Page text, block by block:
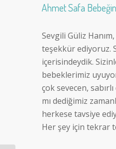
Ahmet Safa
Sevgili Güliz
teşekkür ediyoruz.
içerisindeydik.
bebeklerimiz
çok sevecen,
mı dediğimiz
herkese tavsiye
Her şey için tekrar